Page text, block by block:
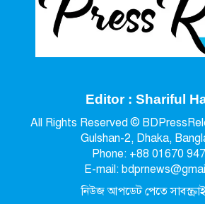
Editor : Shariful
All Rights Reserved ©
Gulshan-2, Dhaka,
Phone: +88 01670
E-mail:
নিউজ আপডেট পেতে